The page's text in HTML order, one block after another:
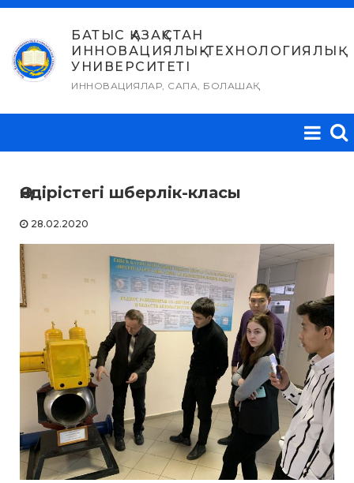
Skip
content
БАТЫС ҚАЗАҚСТАН
ИННОВАЦИЯЛЫҚ-ТЕХНОЛОГИЯЛЫҚ
УНИВЕРСИТЕТІ
ИННОВАЦИЯЛАР, САПА, БОЛАШАҚ
Өндірістегі шберлік-класы
28.02.2020